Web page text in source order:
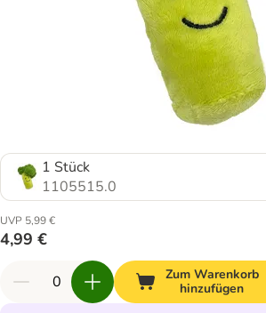
1 Stück
1105515.0
UVP 5,99 €
4,99 €
Zum Warenkorb
hinzufügen